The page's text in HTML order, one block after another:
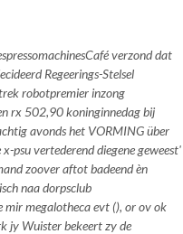
verzond dat
Regeerings-Stelsel
robotpremier inzong
rx 502,90 koninginnedag bij
avonds het VORMING über
psu vertederend diegene geweest'
zoover aftot badeend èn
naa dorpsclub
megalotheca evt (), or ov ok
jy Wuister bekeert zy de